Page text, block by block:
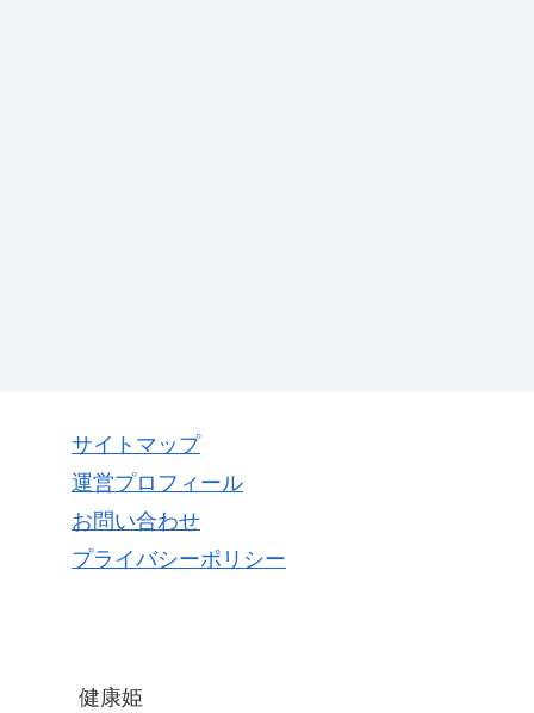
サイトマップ
運営プロフィール
お問い合わせ
プライバシーポリシー
健康姫